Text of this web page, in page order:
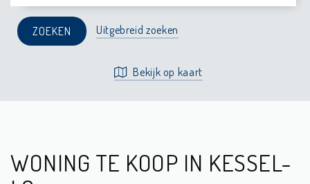
Uitgebreid zoeken
Bekijk op kaart
WONING TE KOOP IN KESSEL-